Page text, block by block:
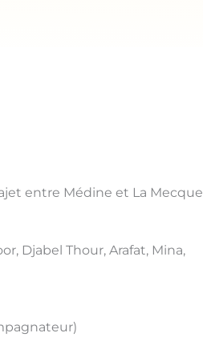
entre Médine et La Mecque
Djabel Thour, Arafat, Mina,